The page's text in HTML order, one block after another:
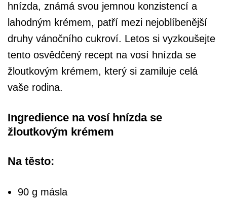
hnízda, známá svou jemnou konzistencí a
lahodným krémem, patří mezi nejoblíbenější
druhy vánočního cukroví. Letos si vyzkoušejte
tento osvědčený recept na vosí hnízda se
žloutkovým krémem, který si zamiluje celá
vaše rodina.
Ingredience na vosí hnízda se
žloutkovým krémem
Na těsto:
90 g másla